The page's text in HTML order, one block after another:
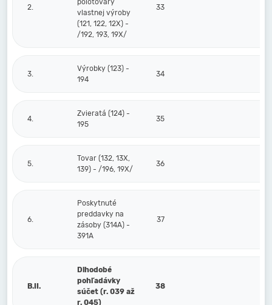
2.
polotovary
vlastnej výroby
(121, 122, 12X) -
/192, 193, 19X/
33
3.
Výrobky (123) -
194
34
4.
Zvieratá (124) -
195
35
5.
Tovar (132, 13X,
139) - /196, 19X/
36
6.
Poskytnuté
preddavky na
zásoby (314A) -
391A
37
B.II.
Dlhodobé
pohľadávky
súčet (r. 039 až
r. 045)
38